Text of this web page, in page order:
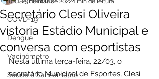
COVD-19
Dengue
Vacinômetro
Saúde e Saneamento
Secretário Clesi Oliveira
vistoria Estádio Municipal e
conversa com esportistas
23 de mar. de 20221 min de leitura
Nesta última terça-feira, 22/03, o
secretário Municipal de Esportes, Clesi